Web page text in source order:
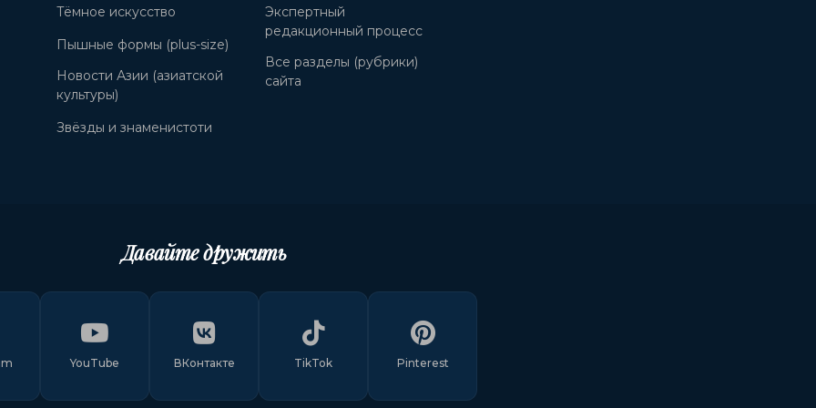
Тёмное искусство
Пышные формы (plus-size)
Новости Азии (азиатской
культуры)
Звёзды и знаменистоти
Экспертный
редакционный процесс
Все разделы (рубрики)
сайта
Давайте дружить
YouTube ВКонтакте TikTok Pinterest